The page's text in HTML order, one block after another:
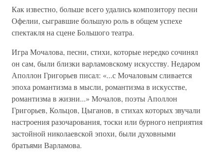
Как известно, больше всего удались композитору песни
Офелии, сыгравшие большую роль в общем успехе
спектакля на сцене Большого театра.
Игра Мочалова, песни, стихи, которые нередко сочинял
он сам, были близки варламовскому искусству. Недаром
Аполлон Григорьев писал: «...с Мочаловым сливается
эпоха романтизма в мысли, романтизма в искусстве,
романтизма в жизни...» Мочалов, поэты Аполлон
Григорьев, Кольцов, Цыганов, в стихах которых звучали
настроения разочарования, тоски или бурного неприятия
застойной николаевской эпохи, были духовными
братьями Варламова.